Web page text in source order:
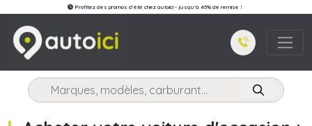
Profitez des promos d'été chez autoici - jusqu'à 45% de remise !